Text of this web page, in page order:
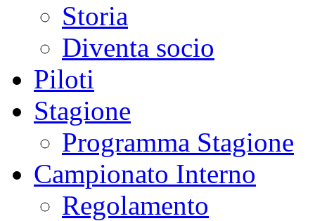
Storia
Diventa socio
Piloti
Stagione
Programma Stagione
Campionato Interno
Regolamento